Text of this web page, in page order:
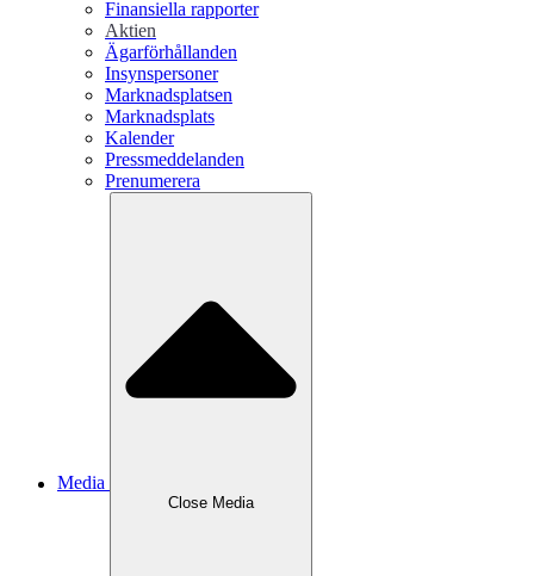
Finansiella rapporter
Aktien
Ägarförhållanden
Insynspersoner
Marknadsplatsen
Marknadsplats
Kalender
Pressmeddelanden
Prenumerera
Media
Close Media